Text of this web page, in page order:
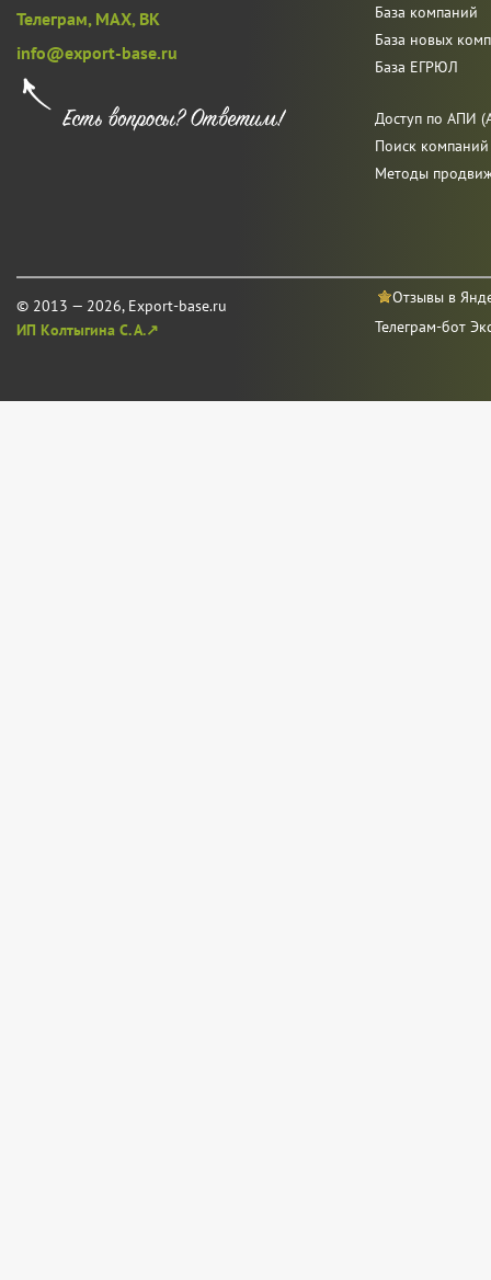
Телеграм, MAX, ВК
info@export-base.ru
© 2013 — 2026, Export-base.ru
ИП Колтыгина С. А.↗
База компаний
База новых
База ЕГРЮЛ
Доступ по АПИ
Поиск
Методы
Отзывы в
Телеграм-бот